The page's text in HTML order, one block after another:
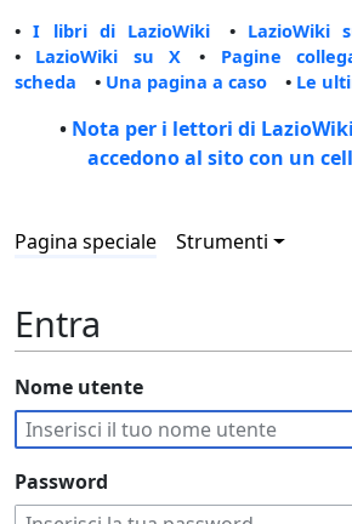
•I libri di LazioWiki • LazioWiki
• LazioWiki su X • Pagine
scheda • Una pagina a caso • Le
• Nota per i lettori di
accedono al sito con un
Pagina speciale Strumenti
Entra
Nome utente
Password